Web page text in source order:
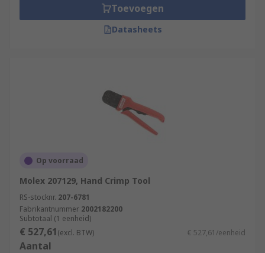
Toevoegen
Datasheets
Op voorraad
Molex 207129, Hand Crimp Tool
RS-stocknr. 207-6781
Fabrikantnummer 2002182200
Subtotaal (1 eenheid)
€ 527,61(excl. BTW) € 527,61/eenheid
Aantal